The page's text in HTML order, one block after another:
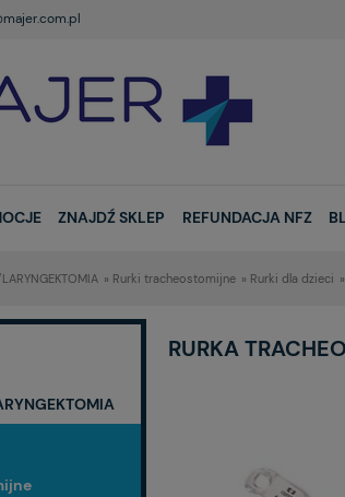
ZNAJDŹ SKLEP REFUNDACJA NFZ
» Rurki tracheostomijne » Rurki dla dzieci »
RURKA